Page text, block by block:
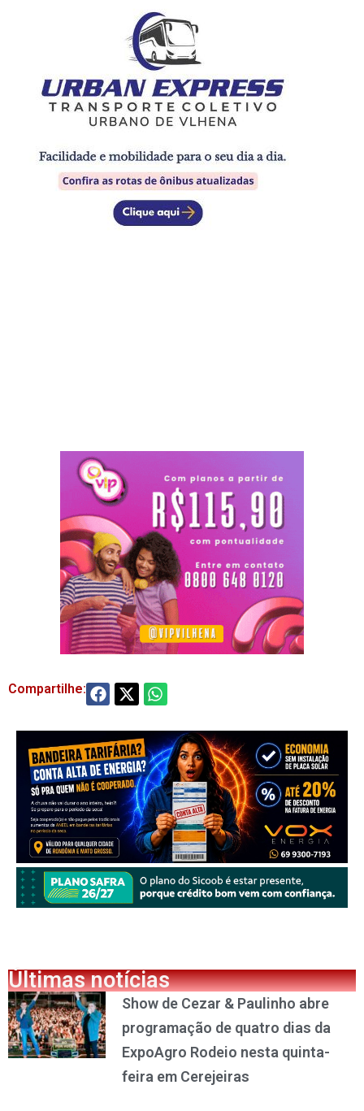
Compartilhe:
Últimas notícias
Show de Cezar & Paulinho abre
programação de quatro dias da
ExpoAgro Rodeio nesta quinta-
feira em Cerejeiras